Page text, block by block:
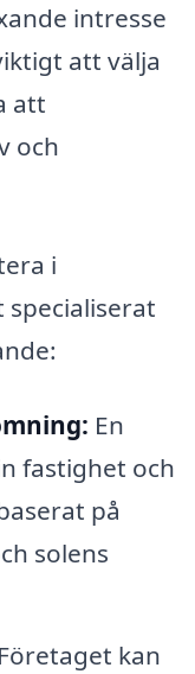
intresse
att välja
att
och
i
specialiserat
En
fastighet och
på
solens
Företaget kan